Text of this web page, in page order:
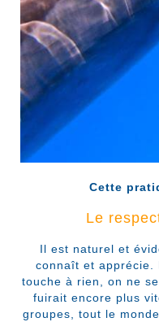
Cette
Le
Il est naturel et
connaît et apprécie.
touche à rien, on ne
fuirait encore plus
groupes, tout le